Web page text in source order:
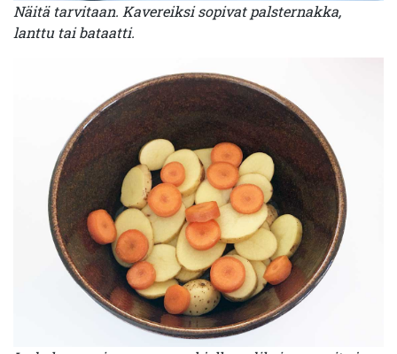
Näitä tarvitaan. Kavereiksi sopivat palsternakka,
lanttu tai bataatti.